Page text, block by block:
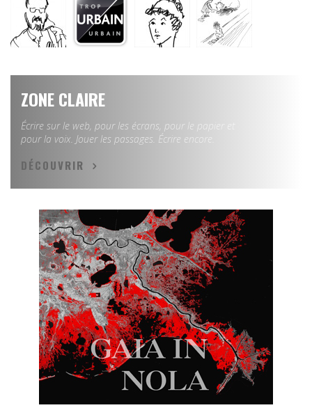
ZONE CLAIRE
Écrire sur le web, pour les écrans, pour le papier et
pour la voix. Jouer les passages. Écrire encore.
DÉCOUVRIR